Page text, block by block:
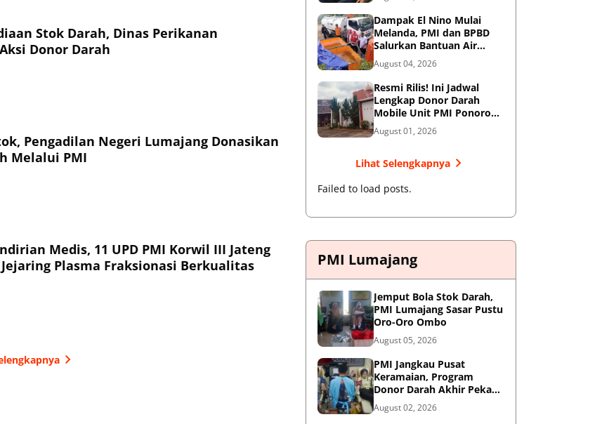
Stok Darah, Dinas Perikanan
Donor Darah
Pengadilan Negeri Lumajang Donasikan
Melalui PMI
Medis, 11 UPD PMI Korwil III Jateng
Plasma Fraksionasi Berkualitas
Darah Kemanusiaan
Sambut HUT RI ke-81
Dampak El Nino Mulai
Melanda, PMI dan BPBD
Salurkan Bantuan Air
Bersih ke Desa Terdampak
di Ponorogo
August 04, 2026
Resmi Rilis! Ini Jadwal
Lengkap Donor Darah
Mobile Unit PMI Ponorogo
Agustus 2026
August 01, 2026
Lihat Selengkapnya
Failed to load posts.
PMI Lumajang
Jemput Bola Stok Darah,
PMI Lumajang Sasar Pustu
Oro-Oro Ombo
August 05, 2026
PMI Jangkau Pusat
Keramaian, Program
Donor Darah Akhir Pekan
di GM Plaza Lumajang
Disambut Antusias
August 02, 2026